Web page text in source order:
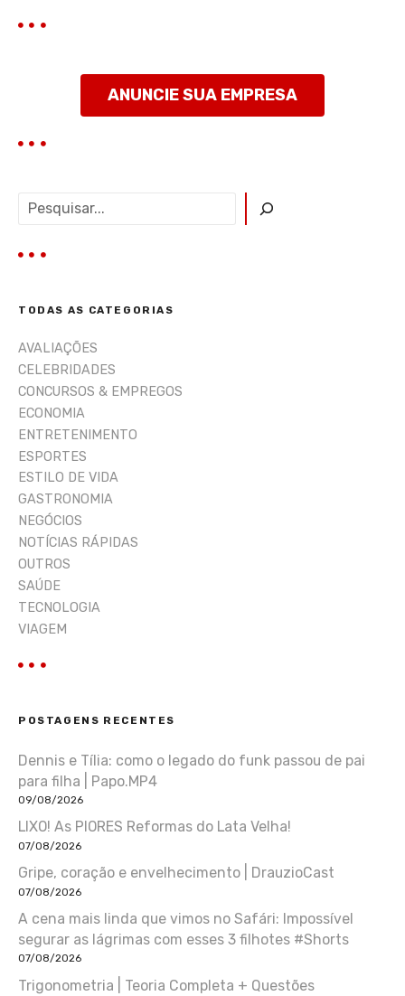
o
a
e
n
ANUNCIE SUA EMPRESA
q
s
r
TODAS AS CATEGORIAS
AVALIAÇÕES
CELEBRIDADES
CONCURSOS & EMPREGOS
ECONOMIA
ENTRETENIMENTO
ESPORTES
ESTILO DE VIDA
GASTRONOMIA
NEGÓCIOS
NOTÍCIAS RÁPIDAS
OUTROS
SAÚDE
TECNOLOGIA
VIAGEM
POSTAGENS RECENTES
Dennis e Tília: como o legado do funk passou de pai
para filha | Papo.MP4
09/08/2026
LIXO! As PIORES Reformas do Lata Velha!
07/08/2026
Gripe, coração e envelhecimento | DrauzioCast
07/08/2026
A cena mais linda que vimos no Safári: Impossível
segurar as lágrimas com esses 3 filhotes #Shorts
07/08/2026
Trigonometria | Teoria Completa + Questões